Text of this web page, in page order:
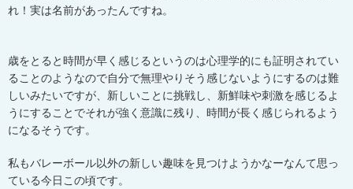
れ！実は名前があったんですね。
歳をとると時間が早く感じるというのは心理学的にも証明されてい
ることのようなので自分で無理やりそう感じないようにするのは難
しいみたいですが、新しいことに挑戦し、新鮮味や刺激を感じるよ
うにすることでそれが強く意識に残り、時間が長く感じられるよう
になるそうです。
私もバレーボール以外の新しい趣味を見つけようかなーなんて思っ
ている今日この頃です。